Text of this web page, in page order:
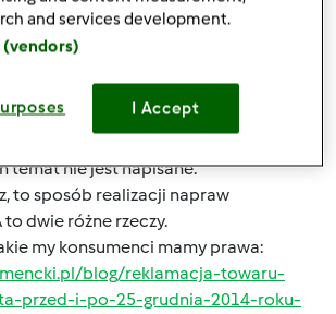
i powołujesz się na konkretny
mu sprzęt na jego koszt.
SKUTECZNIE żądasz zwrotu kwoty
temat nie jest napisane.
to sposób realizacji napraw
dwie różne rzeczy.
my konsumenci mamy prawa:
blog/reklamacja-towaru-
przed-i-po-25-grudnia-2014-roku-
and services development.
(vendors)
I Accept